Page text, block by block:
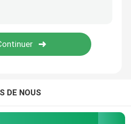
de meubles de bureau
sous pression
DE NOUS